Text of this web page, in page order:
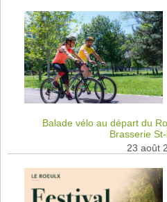
Balade vélo au départ du
Brasserie
23 août